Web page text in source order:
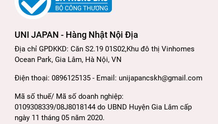
UNI JAPAN - Hàng Nhật Nội Địa
Địa chỉ GPDKKD: Căn S2.19 01S02,Khu đô thị Vinhomes
Ocean Park, Gia Lâm, Hà Nội, VN
Điện thoại: 0896125135 - Email: unijapancskh@gmail.com
Mã số thuế/ Mã số doanh nghiệp:
0109308339/08J8018144 do UBND Huyện Gia Lâm cấp
ngày 11 tháng 05 năm 2020.